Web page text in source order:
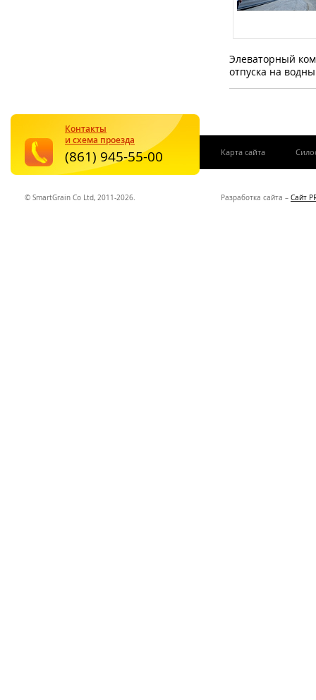
Элеваторный
отпуска на
© SmartGrain Co Ltd, 2011-2026. Разработка сайта – Сайт
Карта сайта
Контакты
и схема проезда
(861) 945-55-00